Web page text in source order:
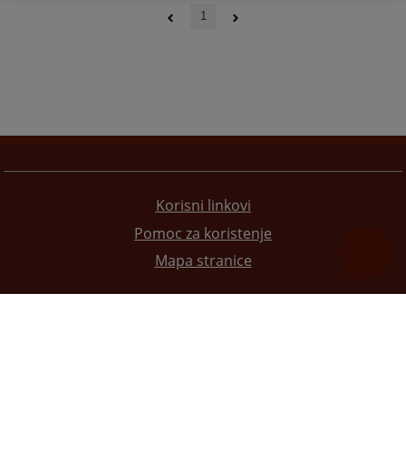
1
Korisni linkovi
Pomoc za koristenje
Mapa stranice